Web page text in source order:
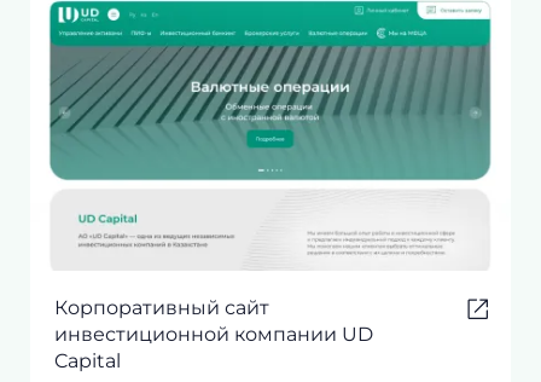
Корпоративный сайт
инвестиционной компании UD
Capital